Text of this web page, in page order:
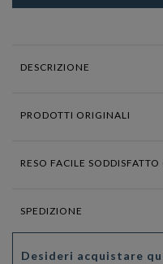
DESCRIZIONE
PRODOTTI ORIGINALI
RESO FACILE
SPEDIZIONE
Desideri acquistare